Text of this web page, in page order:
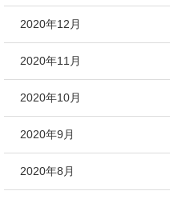
2020年12月
2020年11月
2020年10月
2020年9月
2020年8月